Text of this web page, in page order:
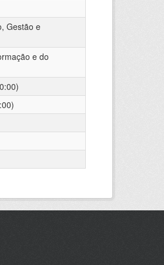
Gestão e
e do